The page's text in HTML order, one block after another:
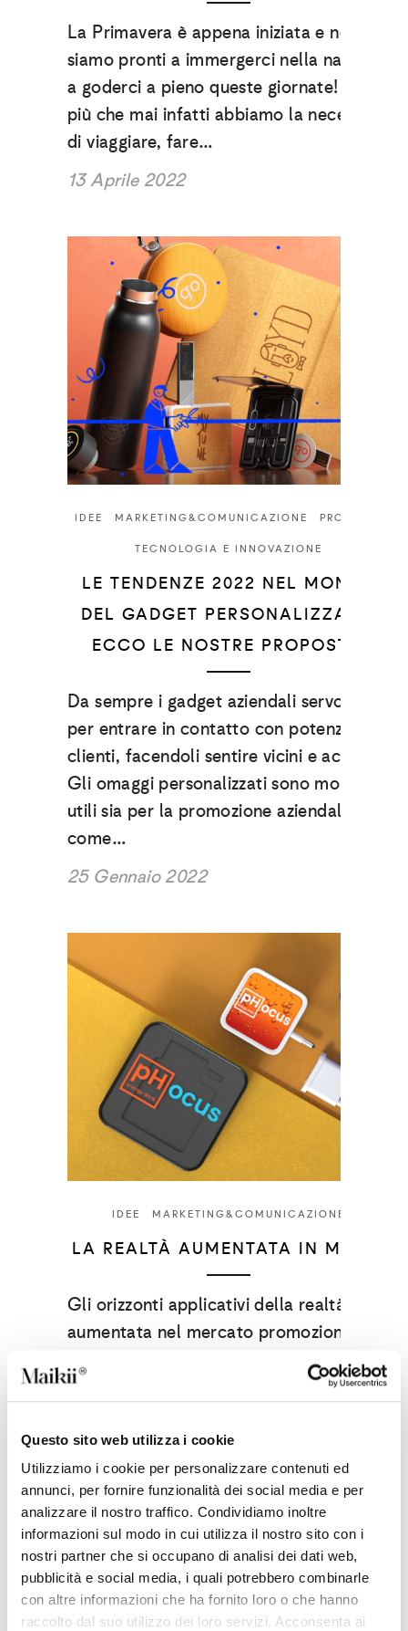
Questo sito web utilizza i cookie
Utilizziamo i cookie per personalizzare contenuti ed
annunci, per fornire funzionalità dei social media e per
analizzare il nostro traffico. Condividiamo inoltre
informazioni sul modo in cui utilizza il nostro sito con i
nostri partner che si occupano di analisi dei dati web,
pubblicità e social media, i quali potrebbero combinarle
con altre informazioni che ha fornito loro o che hanno
raccolto dal suo utilizzo dei loro servizi. Acconsenta ai
La Primavera è appena iniziata e noi
siamo pronti a immergerci nella natura e
a goderci a pieno queste giornate! Ora
più che mai infatti abbiamo la necessità
di viaggiare, fare…
13 Aprile 2022
IDEE MARKETING&COMUNICAZIONE
PRODOTTI
TECNOLOGIA E INNOVAZIONE
LE TENDENZE 2022 NEL MONDO
DEL GADGET PERSONALIZZATO:
ECCO LE NOSTRE PROPOSTE.
Da sempre i gadget aziendali servono
per entrare in contatto con potenziali
clienti, facendoli sentire vicini e accolti.
Gli omaggi personalizzati sono molto
utili sia per la promozione aziendale sia
come…
25 Gennaio 2022
IDEE MARKETING&COMUNICAZIONE
LA REALTÀ AUMENTATA IN MAIKII
Gli orizzonti applicativi della realtà
aumentata nel mercato promozionale
Si parla molto di realtà aumentata
o Augmented Reality (AR) che è entrata
tempo, ma cosa significa poter sfruttare
questa opportunità nel mercato
promozionale? In Maikii ha…
21 Dicembre 2021